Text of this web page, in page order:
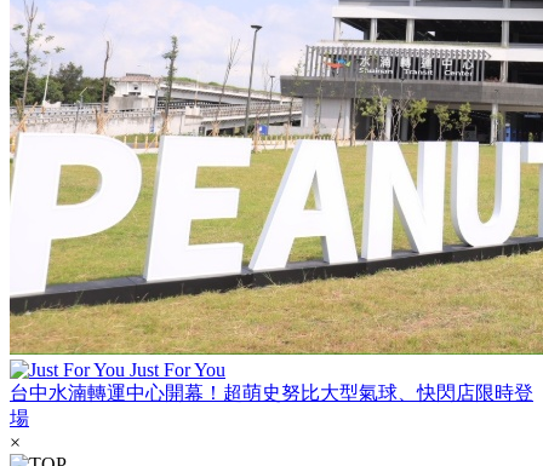
Just For You
台中水湳轉運中心開幕！超萌史努比大型氣球、快閃店限時登
場
×